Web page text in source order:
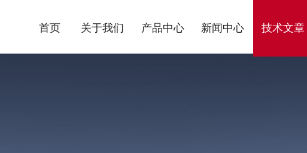
首页 关于我们 产品中心 新闻中心 技术文章